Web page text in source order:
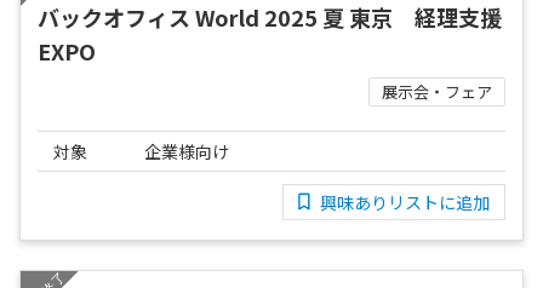
バックオフィス World 2025 夏 東京 経理支援
EXPO
展示会・フェア
対象 企業様向け
興味ありリストに追加